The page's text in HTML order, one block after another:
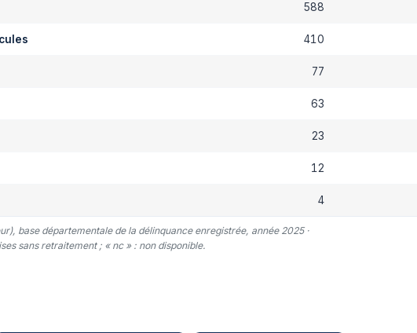
588
410
77
63
23
12
4
base départementale de la délinquance enregistrée, année 2025 ·
sans retraitement ; « nc » : non disponible.